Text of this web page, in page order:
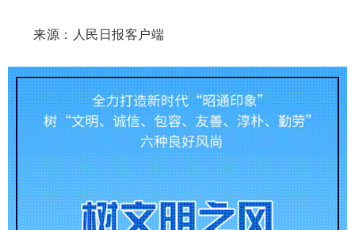
来源：人民日报客户端